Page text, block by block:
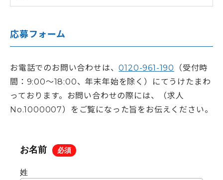
応募フォーム
お電話でのお問い合わせは、0120-961-190
（受付時
間：9:00〜18:00、年末年始を除く）にてうけたまわ
っております。お問い合わせの際には、（求人
No.1000007）をご覧になった旨をお伝えください。